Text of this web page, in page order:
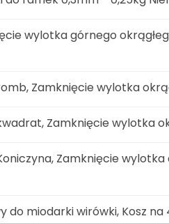
wylotka górnego
Zamknięcie wylotka
Zamknięcie wylotka
Zamknięcie
do miodarki wirówki, Kosz